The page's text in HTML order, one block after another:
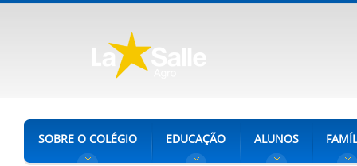
SOBRE O COLÉGIO EDUCAÇÃO ALUNOS